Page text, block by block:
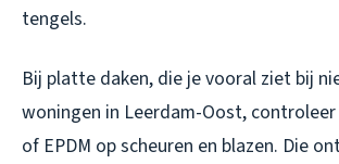
tengels.
Bij platte daken, die je vooral ziet bij
woningen in Leerdam-Oost,
of EPDM op scheuren en blazen. Die